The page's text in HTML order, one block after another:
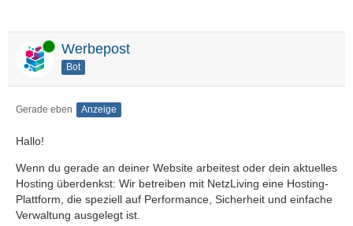
Online Werbepost
Bot
Gerade eben Anzeige
Hallo!
Wenn du gerade an deiner Website arbeitest oder dein aktuelles
Hosting überdenkst: Wir betreiben mit NetzLiving eine Hosting-
Plattform, die speziell auf Performance, Sicherheit und einfache
Verwaltung ausgelegt ist.